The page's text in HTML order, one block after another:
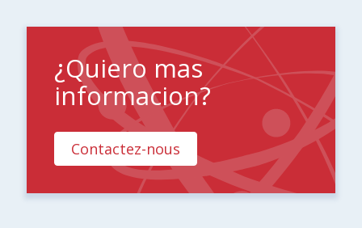
¿Quiero mas
informacion?
Contactez-nous